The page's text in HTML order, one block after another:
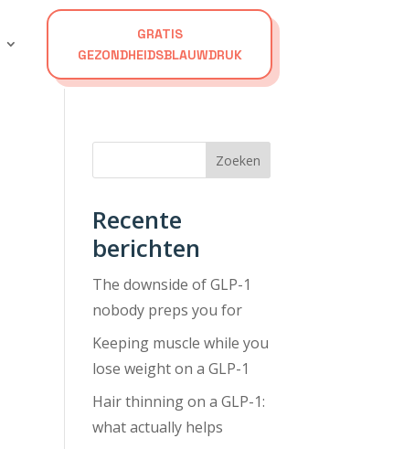
GRATIS
GEZONDHEIDSBLAUWDRUK
Zoeken
Recente
berichten
The downside of GLP-1
nobody preps you for
Keeping muscle while you
lose weight on a GLP-1
Hair thinning on a GLP-1:
what actually helps